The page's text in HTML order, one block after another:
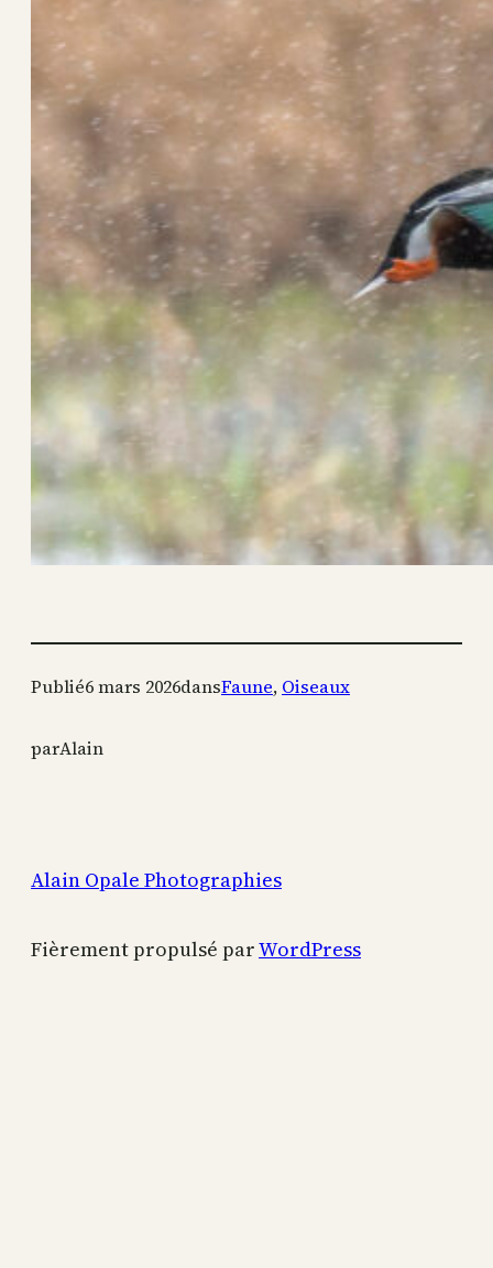
Publié6 mars 2026dansFaune, Oiseaux
parAlain
Alain Opale Photographies
Fièrement propulsé parWordPress